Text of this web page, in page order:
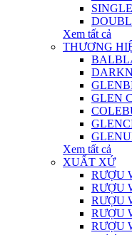
Xem tất cả
THƯƠNG
GLEN
Xem tất cả
XUẤT XỨ
RƯỢU
RƯỢU
RƯỢU
RƯỢU
RƯỢU